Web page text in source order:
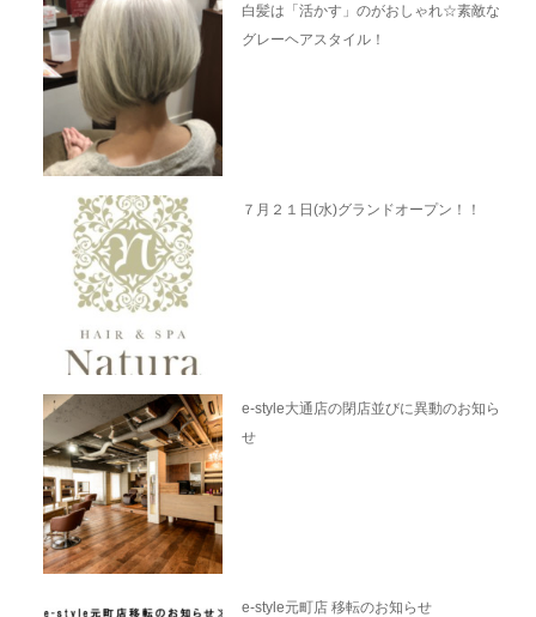
白髪は「活かす」のがおしゃれ☆素敵な
グレーヘアスタイル！
７月２１日(水)グランドオープン！！
e-style大通店の閉店並びに異動のお知ら
せ
e-style元町店 移転のお知らせ